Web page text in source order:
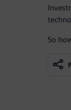
So